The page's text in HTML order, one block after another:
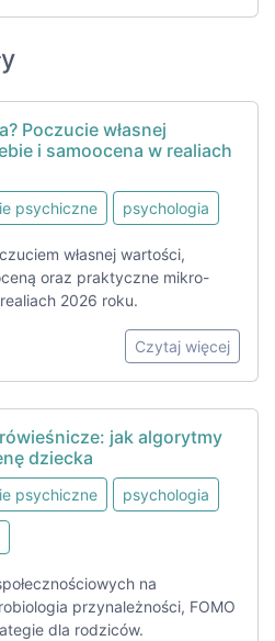
Poczucie własnej
i samoocena w realiach
psychiczne psychologia
własnej wartości,
oraz praktyczne mikro-
2026 roku.
Czytaj więcej
jak algorytmy
dziecka
psychiczne psychologia
na
przynależności, FOMO
dla rodziców.